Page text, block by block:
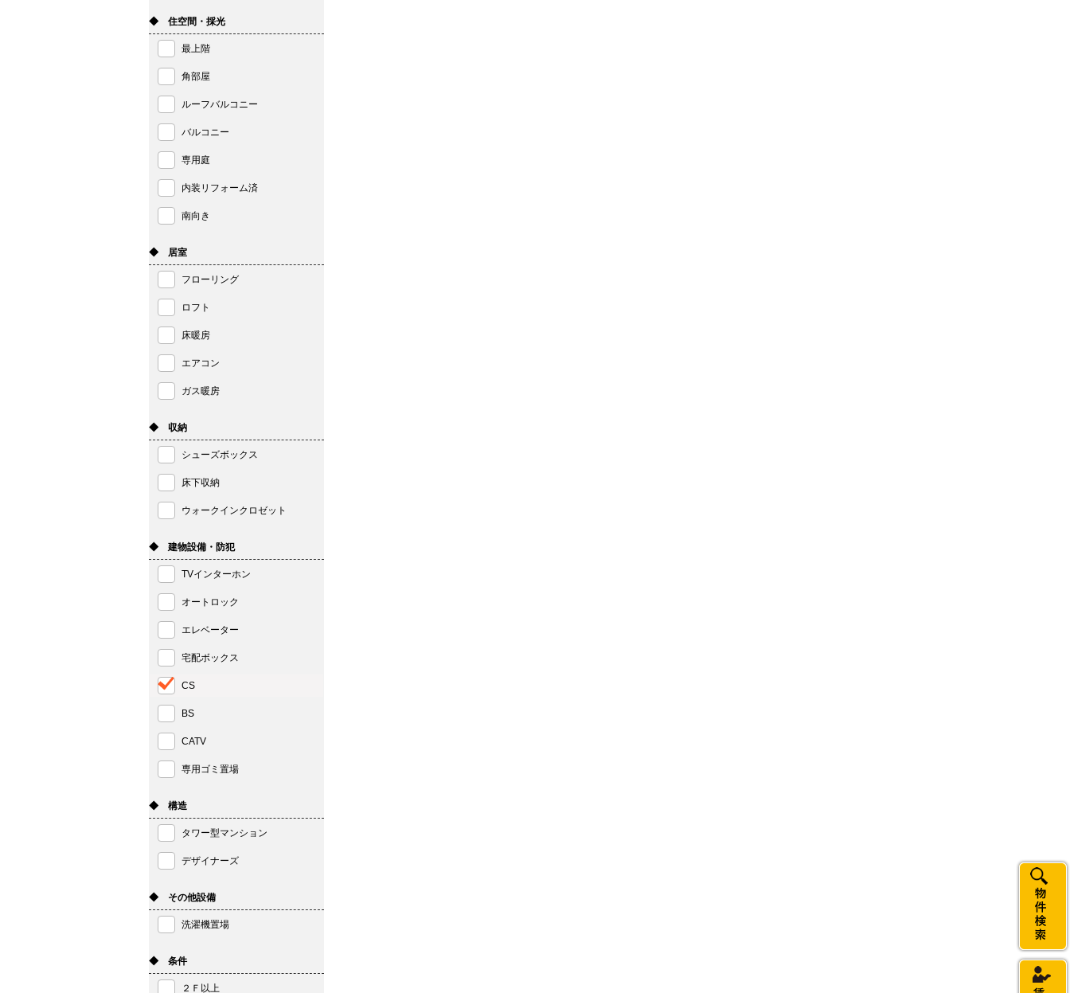
◆ 住空間・採光
最上階
角部屋
ルーフバルコニー
バルコニー
専用庭
内装リフォーム済
南向き
◆ 居室
フローリング
ロフト
床暖房
エアコン
ガス暖房
◆ 収納
シューズボックス
床下収納
ウォークインクロゼット
◆ 建物設備・防犯
TVインターホン
オートロック
エレベーター
宅配ボックス
CS
BS
CATV
専用ゴミ置場
◆ 構造
タワー型マンション
デザイナーズ
◆ その他設備
洗濯機置場
◆ 条件
２Ｆ以上